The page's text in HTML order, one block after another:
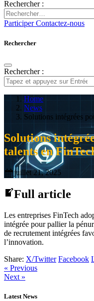
Rechercher :
ParticiperContactez-nous
Rechercher
Rechercher :
Home
News
Solutions intégrées
Solutions
talents en
juillet 21, 2025
Full article
Les entreprises FinTech
intégrée pour pallier la
de recrutement intégrées
l’innovation.
Share: X/Twitter Facebook
« Previous
Next »
Latest News